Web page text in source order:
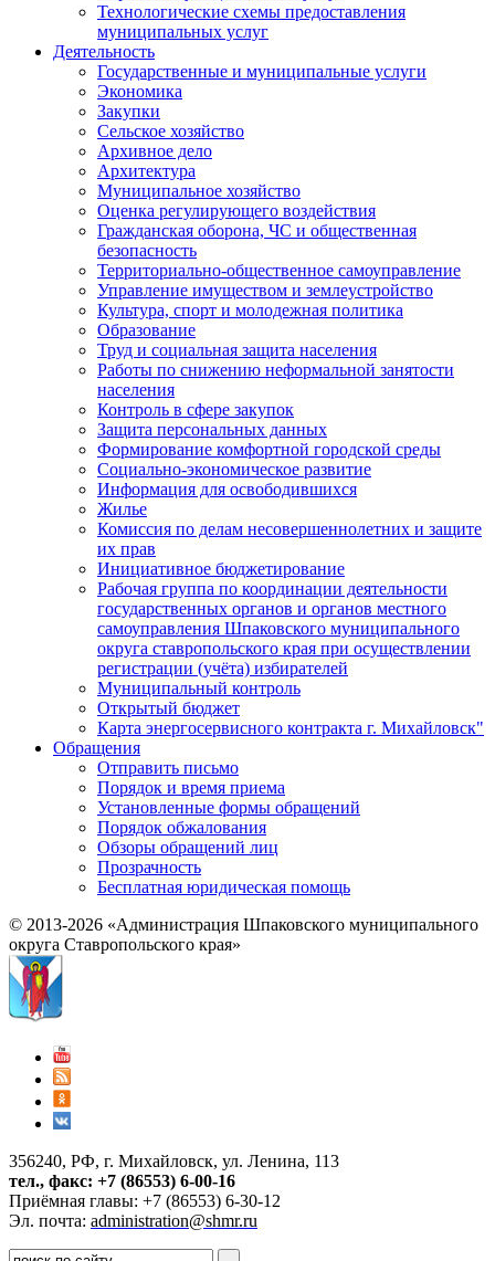
Технологические схемы предоставления
муниципальных услуг
Деятельность
Государственные и муниципальные услуги
Экономика
Закупки
Сельское хозяйство
Архивное дело
Архитектура
Муниципальное хозяйство
Оценка регулирующего воздействия
Гражданская оборона, ЧС и общественная
безопасность
Территориально-общественное самоуправление
Управление имуществом и землеустройство
Культура, спорт и молодежная политика
Образование
Труд и социальная защита населения
Работы по снижению неформальной занятости
населения
Контроль в сфере закупок
Защита персональных данных
Формирование комфортной городской среды
Социально-экономическое развитие
Информация для освободившихся
Жилье
Комиссия по делам несовершеннолетних и защите
их прав
Инициативное бюджетирование
Рабочая группа по координации деятельности
государственных органов и органов местного
самоуправления Шпаковского муниципального
округа ставропольского края при осуществлении
регистрации (учёта) избирателей
Муниципальный контроль
Открытый бюджет
Карта энергосервисного контракта г. Михайловск"
Обращения
Отправить письмо
Порядок и время приема
Установленные формы обращений
Порядок обжалования
Обзоры обращений лиц
Прозрачность
Бесплатная юридическая помощь
© 2013-2026 «Администрация Шпаковского муниципального
округа Ставропольского края»
356240, РФ, г. Михайловск, ул. Ленина, 113
тел., факс: +7 (86553) 6-00-16
Приёмная главы: +7 (86553) 6-30-12
Эл. почта: administration@shmr.ru